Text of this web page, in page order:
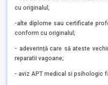
cu originalul;
-alte diplome sau certificate
conform cu originalul;
- adeverință care să ateste
reparatii vagoane;
- aviz APT medical si psihologic